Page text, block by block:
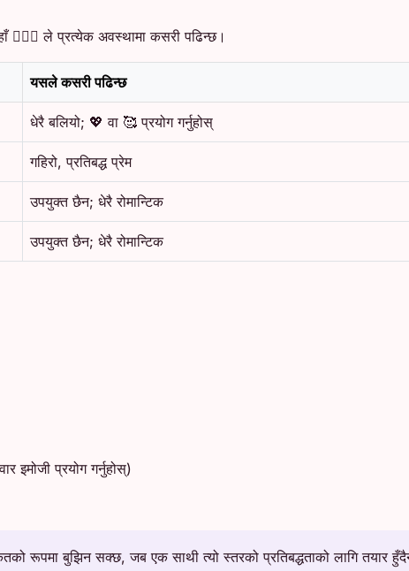
👩‍❤️‍👨 ले प्रत्येक अवस्थामा कसरी पढिन्छ।
यसले कसरी पढिन्छ
धेरै बलियो; 💖 वा 🥰 प्रयोग गर्नुहोस्
गहिरो, प्रतिबद्ध प्रेम
उपयुक्त छैन; धेरै रोमान्टिक
उपयुक्त छैन; धेरै रोमान्टिक
इमोजी प्रयोग गर्नुहोस्)
रूपमा बुझिन सक्छ, जब एक साथी त्यो स्तरको प्रतिबद्धताको लागि तयार